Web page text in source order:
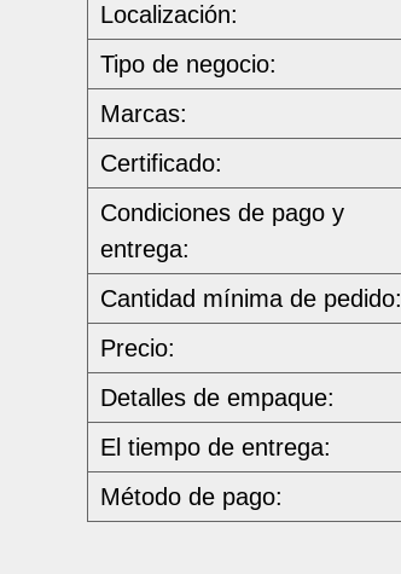
Localización:
Tipo de negocio:
Marcas:
Certificado:
Condiciones de pago y
entrega:
Cantidad mínima de pedido:
Precio:
Detalles de empaque:
El tiempo de entrega:
Método de pago: